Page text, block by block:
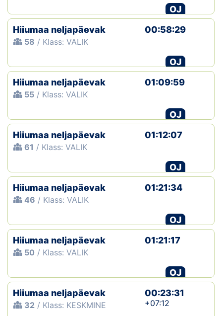
OJ
Hiiumaa neljapäevak
58 / Klass: VALIK
00:58:29
OJ
Hiiumaa neljapäevak
55 / Klass: VALIK
01:09:59
OJ
Hiiumaa neljapäevak
61 / Klass: VALIK
01:12:07
OJ
Hiiumaa neljapäevak
46 / Klass: VALIK
01:21:34
OJ
Hiiumaa neljapäevak
50 / Klass: VALIK
01:21:17
OJ
Hiiumaa neljapäevak
32 / Klass: KESKMINE
00:23:31
+07:12